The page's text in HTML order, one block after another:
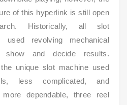
of this hyperlink is still open
Historically, all slot
used revolving mechanical
and decide results.
unique slot machine used
less complicated, and
more dependable, three reel